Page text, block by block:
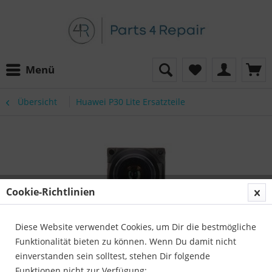
Menü
Übersicht Huawei P30 Lite Ersatzteile
Cookie-Richtlinien
Diese Website verwendet Cookies, um Dir die bestmögliche
Funktionalität bieten zu können. Wenn Du damit nicht
einverstanden sein solltest, stehen Dir folgende